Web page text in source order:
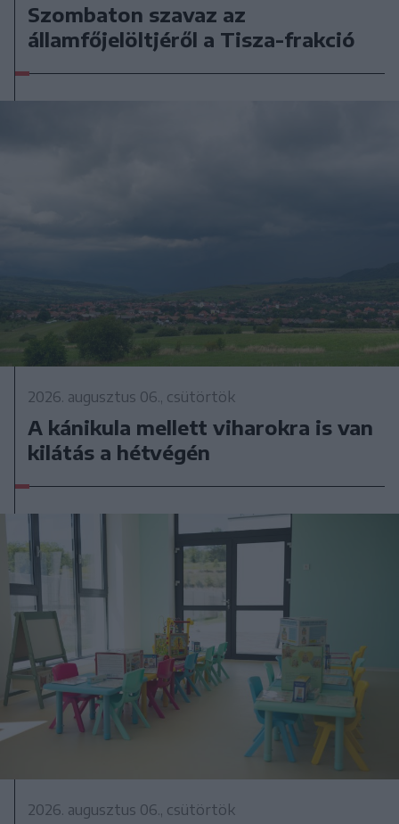
Szombaton szavaz az
államfőjelöltjéről a Tisza-frakció
2026. augusztus 06., csütörtök
A kánikula mellett viharokra is van
kilátás a hétvégén
2026. augusztus 06., csütörtök